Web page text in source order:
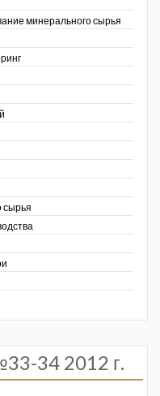
минерального сырья
сырья
34 2012 г.